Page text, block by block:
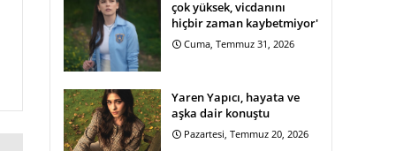
çok yüksek, vicdanını
hiçbir zaman kaybetmiyor'
Cuma, Temmuz 31, 2026
Yaren Yapıcı, hayata ve
aşka dair konuştu
Pazartesi, Temmuz 20, 2026